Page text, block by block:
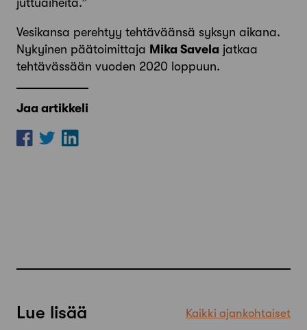
juttuaiheita.”
Vesikansa perehtyy tehtäväänsä syksyn aikana.
Nykyinen päätoimittaja Mika Savela jatkaa
tehtävässään vuoden 2020 loppuun.
Jaa artikkeli
Lue lisää Kaikki ajankohtaiset